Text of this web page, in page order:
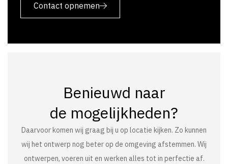
Contact opnemen
Benieuwd naar
de mogelijkheden?
Daarvoor komen wij graag bij u op locatie kijken. Zo kunnen
wij het ontwerp nog beter op de omgeving afstemmen. Wij
ontwerpen, voeren uit en werken alles tot in perfectie af.